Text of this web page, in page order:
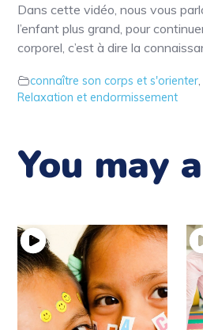
Dans cette vidéo, nous vous
l’enfant plus grand, pour
corporel, c’est à dire la
connaître son corps et s'orienter,
Relaxation et endormissement
You may
12 – Idée de jeux pour